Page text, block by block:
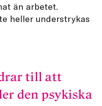
än arbetet.
heller understrykas
till att
den psykiska